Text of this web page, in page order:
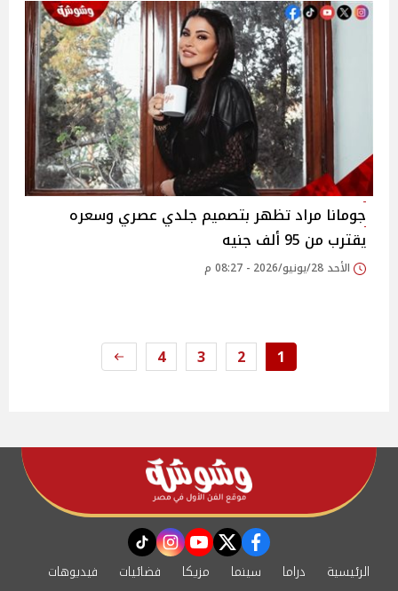
جومانا مراد تظهر بتصميم جلدي عصري وسعره
يقترب من 95 ألف جنيه
الأحد 28/يونيو/2026 - 08:27 م
1
2
3
4
facebook
twitter
youtube
instagram
tiktok
الرئيسية دراما سينما مزيكا فضائيات فيديوهات